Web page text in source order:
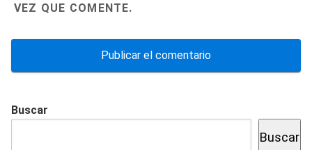
VEZ QUE COMENTE.
Buscar
Buscar